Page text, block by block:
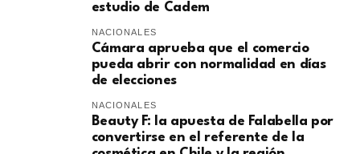
estudio de Cadem
NACIONALES
Cámara aprueba que el comercio
pueda abrir con normalidad en días
de elecciones
NACIONALES
Beauty F: la apuesta de Falabella por
convertirse en el referente de la